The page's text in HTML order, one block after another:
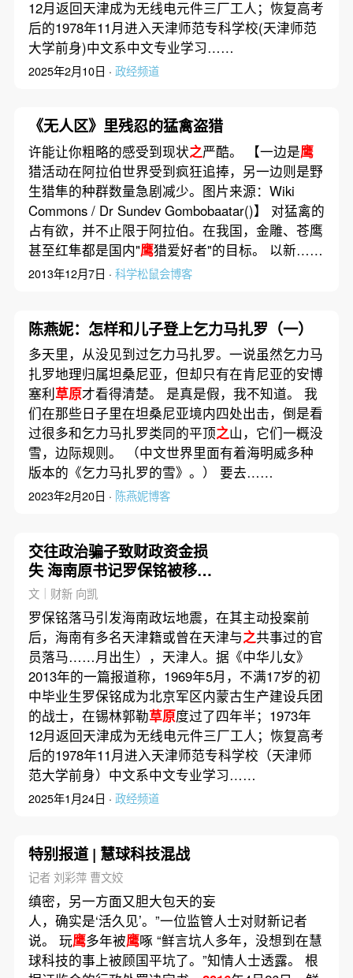
12月返回天津成为无线电元件三厂工人；恢复高考
后的1978年11月进入天津师范专科学校(天津师范
大学前身)中文系中文专业学习……
2025年2月10日 · 政经频道
《无人区》里残忍的猛禽盗猎
许能让你粗略的感受到现状之严酷。 【一边是鹰
猎活动在阿拉伯世界受到疯狂追捧，另一边则是野
生猎隼的种群数量急剧减少。图片来源：Wiki
Commons / Dr Sundev Gombobaatar()】 对猛禽的
占有欲，并不止限于阿拉伯。在我国，金雕、苍鹰
甚至红隼都是国内"鹰猎爱好者"的目标。 以新……
2013年12月7日 · 科学松鼠会博客
陈燕妮：怎样和儿子登上乞力马扎罗（一）
多天里，从没见到过乞力马扎罗。一说虽然乞力马
扎罗地理归属坦桑尼亚，但却只有在肯尼亚的安博
塞利草原才看得清楚。 是真是假，我不知道。 我
们在那些日子里在坦桑尼亚境内四处出击，倒是看
过很多和乞力马扎罗类同的平顶之山，它们一概没
雪，边际规则。 （中文世界里面有着海明威多种
版本的《乞力马扎罗的雪》。） 要去……
2023年2月20日 · 陈燕妮博客
交往政治骗子致财政资金损
失 海南原书记罗保铭被移送
司法
文｜财新 向凯
罗保铭落马引发海南政坛地震，在其主动投案前
后，海南有多名天津籍或曾在天津与之共事过的官
员落马……月出生），天津人。据《中华儿女》
2013年的一篇报道称，1969年5月，不满17岁的初
中毕业生罗保铭成为北京军区内蒙古生产建设兵团
的战士，在锡林郭勒草原度过了四年半；1973年
12月返回天津成为无线电元件三厂工人；恢复高考
后的1978年11月进入天津师范专科学校（天津师
范大学前身）中文系中文专业学习……
2025年1月24日 · 政经频道
特别报道 | 慧球科技混战
记者 刘彩萍 曹文姣
缜密，另一方面又胆大包天的妄
人，确实是‘活久见’。”一位监管人士对财新记者
说。 玩鹰多年被鹰啄 “鲜言坑人多年，没想到在慧
球科技的事上被顾国平坑了。”知情人士透露。 根